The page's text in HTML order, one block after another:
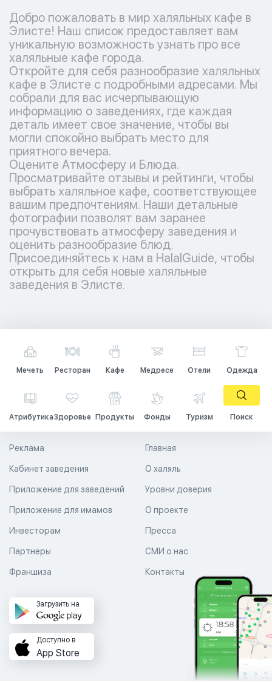
Добро пожаловать в мир халяльных кафе в
Элисте! Наш список предоставляет вам
уникальную возможность узнать про все
халяльные кафе города.
Откройте для себя разнообразие халяльных
кафе в Элисте с подробными адресами. Мы
собрали для вас исчерпывающую
информацию о заведениях, где каждая
деталь имеет свое значение, чтобы вы
могли спокойно выбрать место для
приятного вечера.
Оцените Атмосферу и Блюда.
Просматривайте отзывы и рейтинги, чтобы
выбрать халяльное кафе, соответствующее
вашим предпочтениям. Наши детальные
фотографии позволят вам заранее
прочувствовать атмосферу заведения и
оценить разнообразие блюд.
Присоединяйтесь к нам в HalalGuide, чтобы
открыть для себя новые халяльные
заведения в Элисте.
Мечеть Ресторан Кафе Медресе Отели Одежда
АтрибутикаЗдоровье Продукты Фонды Туризм Поиск
Главная
О халяль
Уровни доверия
Реклама
Кабинет заведения
Приложение для заведений
Приложение для имамов О проекте
Пресса
СМИ о нас
Контакты
Инвесторам
Партнеры
Франшиза
Загрузить на
Доступно в
App Store